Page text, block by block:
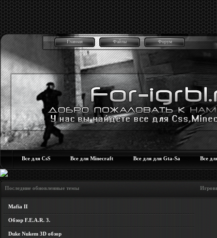
Главная Файлы Форум
Все для CsS Все для Minecraft Все для для Gta-Sa Все
Последние обновленные темы Игровые
Mafia II
Обзор F.E.A.R. 3.
Duke Nukem 3D обзор